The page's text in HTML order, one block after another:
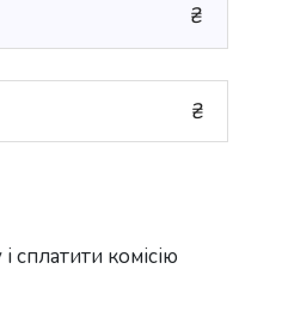
₴
₴
сплатити комісію